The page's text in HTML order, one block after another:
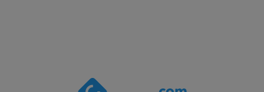
política de